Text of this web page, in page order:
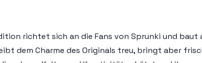
richtet sich an die Fans von Sprunki und
dem Charme des Originals treu, bringt aber